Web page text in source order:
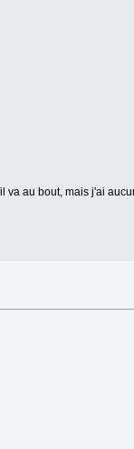
au bout, mais j'ai